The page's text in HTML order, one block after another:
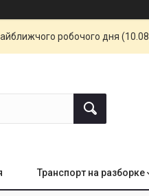
робочого дня
Транспорт на разборке